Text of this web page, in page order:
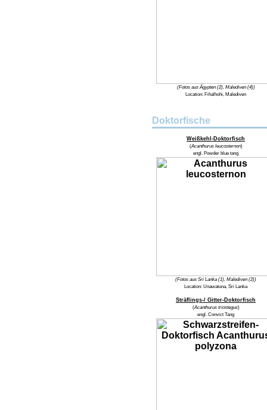
(Fotos aus Ägypten (2), Malediven (4))
Location: Fihalhohi, Malediven
Doktorfische
Weißkehl-Doktorfisch
(Acanthurus leucosternon)
engl. Powder blue tang
(Fotos aus Sri Lanka (1), Malediven (2))
Location: Unawatuna, Sri Lanka
Sträflings-/ Gitter-Doktorfisch
(Acanthurus triostegus)
engl. Convict Tang